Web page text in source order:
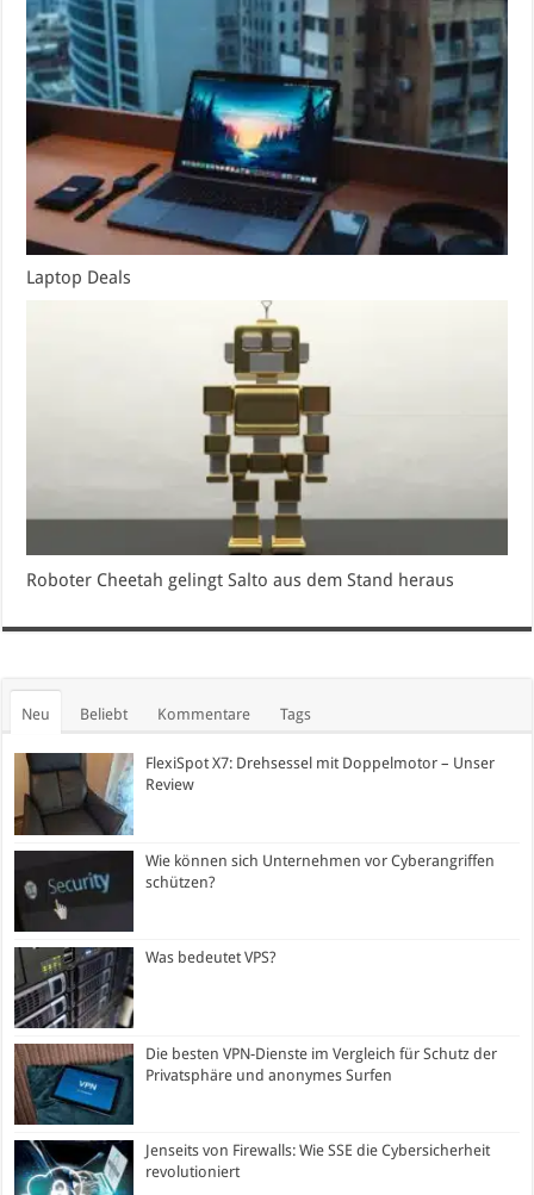
Laptop Deals
Roboter Cheetah gelingt Salto aus dem Stand heraus
Neu Beliebt Kommentare Tags
FlexiSpot X7: Drehsessel mit Doppelmotor – Unser
Review
Wie können sich Unternehmen vor Cyberangriffen
schützen?
Was bedeutet VPS?
Die besten VPN-Dienste im Vergleich für Schutz der
Privatsphäre und anonymes Surfen
Jenseits von Firewalls: Wie SSE die Cybersicherheit
revolutioniert